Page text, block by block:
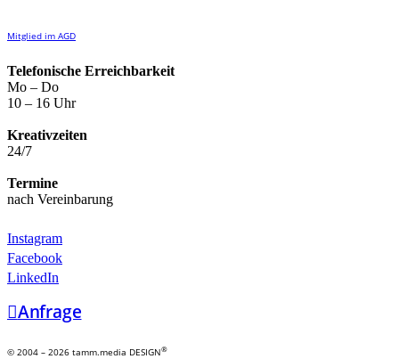
Mitglied im AGD
Telefonische Erreichbarkeit
Mo – Do
10 – 16 Uhr
Kreativzeiten
24/7
Termine
nach Vereinbarung
Instagram
Facebook
LinkedIn
Anfrage
© 2004 – 2026 tamm.media DESIGN®